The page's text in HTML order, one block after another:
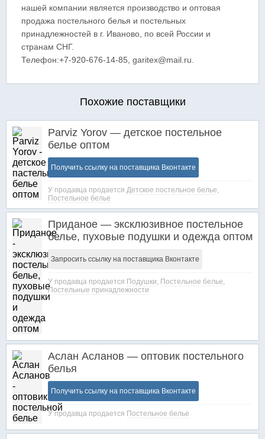
нашей компании является производство и оптовая
продажа постельного белья и постельных
принадлежностей в г. Иваново, по всей России и
странам СНГ.
Телефон:+7-920-676-14-85, garitex@mail.ru.
Похожие поставщики
Parviz Yorov — детское постельное
белье оптом
Получить ссылку на поставщика Вконтакте
У продавца продается Детское постельное белье,
Постельное белье
Приданое — эксклюзивное постельное
белье, пуховые подушки и одежда оптом
Запросить ссылку на поставщика Вконтакте
У продавца продается Подушки, Постельное белье,
Постельные принадлежности
Аслан Асланов — оптовик постельного
белья
Получить ссылку на поставщика Вконтакте
У продавца продается Постельное белье